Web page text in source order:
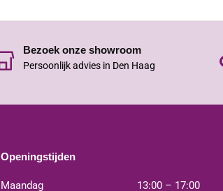
Bezoek onze showroom
Persoonlijk advies in Den Haag
Openingstijden
Maandag 13:00 – 17:00